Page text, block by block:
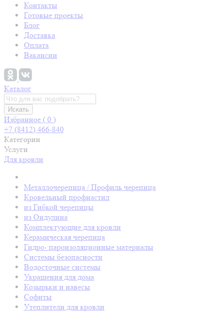
Контакты
Готовые проекты
Блог
Доставка
Оплата
Вакансии
Каталог
Искать
Избранное ( 0 )
+7 (8412) 466-840
Категории
Услуги
Для кровли
Металлочерепица / Профиль черепица
Кровельный профнастил
из Гибкой черепицы
из Ондулина
Комплектующие для кровли
Керамическая черепица
Гидро- пароизоляционные материалы
Системы безопасности
Водосточные системы
Украшения для дома
Козырьки и навесы
Софиты
Утеплители для кровли